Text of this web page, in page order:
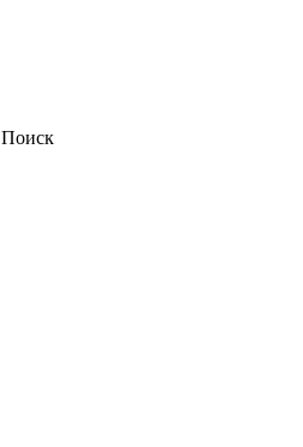
Поиск